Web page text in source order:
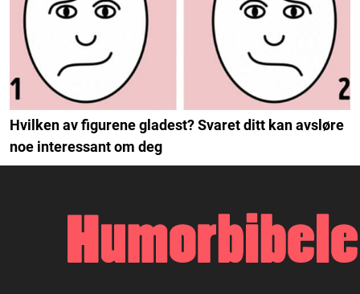
Hvilken av figurene gladest? Svaret ditt kan avsløre
noe interessant om deg